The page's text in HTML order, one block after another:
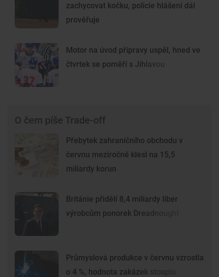
zachycovat kočku, policie hlášení dál
prověřuje
Motor na úvod přípravy uspěl, hned ve
čtvrtek se poměří s Jihlavou
O čem píše Trade-off
Přebytek zahraničního obchodu v
červnu meziročně klesl na 15,5
miliardy korun
Británie přidělí 8,4 miliardy liber
výrobcům ponorek Dreadnought
Průmyslová produkce v červnu vzrostla
o 4 %, hodnota zakázek stoupla